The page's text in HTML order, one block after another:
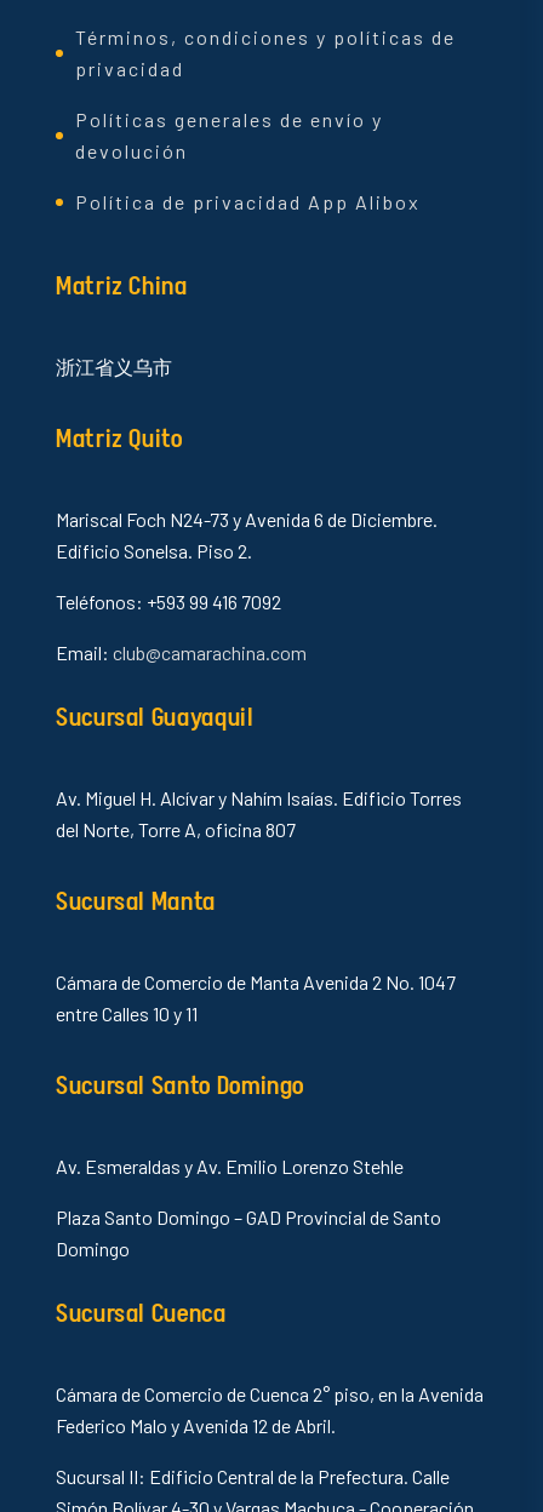
Términos, condiciones y políticas de
privacidad
Políticas generales de envío y
devolución
Política de privacidad App Alibox
Matriz China
浙江省义乌市
Matriz Quito
Mariscal Foch N24-73 y Avenida 6 de Diciembre.
Edificio Sonelsa. Piso 2.
Teléfonos: +593 99 416 7092
Email: club@camarachina.com
Sucursal Guayaquil
Av. Miguel H. Alcívar y Nahím Isaías. Edificio Torres
del Norte, Torre A, oficina 807
Sucursal Manta
Cámara de Comercio de Manta Avenida 2 No. 1047
entre Calles 10 y 11
Sucursal Santo Domingo
Av. Esmeraldas y Av. Emilio Lorenzo Stehle
Plaza Santo Domingo – GAD Provincial de Santo
Domingo
Sucursal Cuenca
Cámara de Comercio de Cuenca 2° piso, en la Avenida
Federico Malo y Avenida 12 de Abril.
Sucursal II: Edificio Central de la Prefectura. Calle